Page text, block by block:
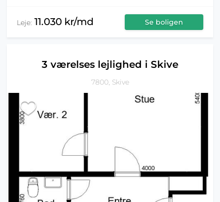
Leje: 11.030 kr/md Se boligen
3 værelses lejlighed i Skive
7800, Skive